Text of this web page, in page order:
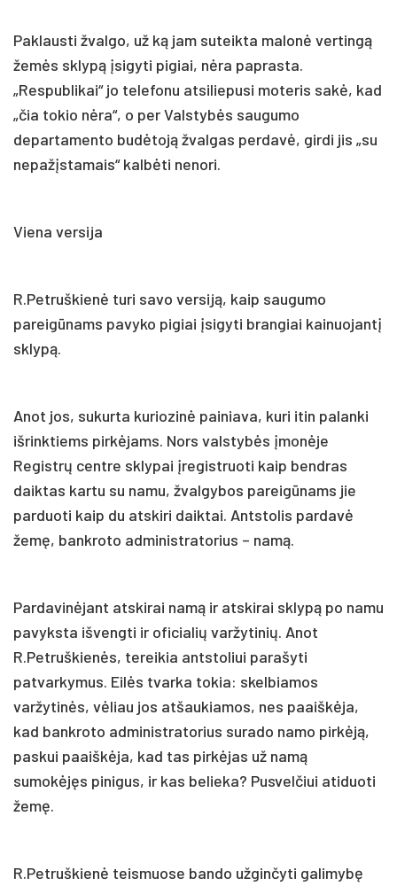
Paklausti žvalgo, už ką jam suteikta malonė vertingą
žemės sklypą įsigyti pigiai, nėra paprasta.
„Respublikai“ jo telefonu atsiliepusi moteris sakė, kad
„čia tokio nėra“, o per Valstybės saugumo
departamento budėtoją žvalgas perdavė, girdi jis „su
nepažįstamais“ kalbėti nenori.
Viena versija
R.Petruškienė turi savo versiją, kaip saugumo
pareigūnams pavyko pigiai įsigyti brangiai kainuojantį
sklypą.
Anot jos, sukurta kuriozinė painiava, kuri itin palanki
išrinktiems pirkėjams. Nors valstybės įmonėje
Registrų centre sklypai įregistruoti kaip bendras
daiktas kartu su namu, žvalgybos pareigūnams jie
parduoti kaip du atskiri daiktai. Antstolis pardavė
žemę, bankroto administratorius – namą.
Pardavinėjant atskirai namą ir atskirai sklypą po namu
pavyksta išvengti ir oficialių varžytinių. Anot
R.Petruškienės, tereikia antstoliui parašyti
patvarkymus. Eilės tvarka tokia: skelbiamos
varžytinės, vėliau jos atšaukiamos, nes paaiškėja,
kad bankroto administratorius surado namo pirkėją,
paskui paaiškėja, kad tas pirkėjas už namą
sumokėjęs pinigus, ir kas belieka? Pusvelčiui atiduoti
žemę.
R.Petruškienė teismuose bando užginčyti galimybę